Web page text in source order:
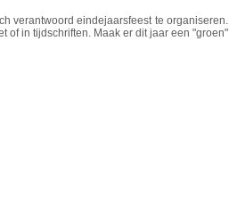
verantwoord eindejaarsfeest te organiseren.
of in tijdschriften. Maak er dit jaar een "groen"